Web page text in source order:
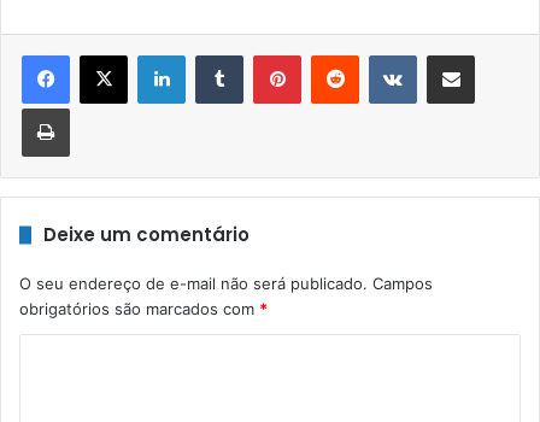
LinkedinTumblr PinterestReddit VK Compartilhar via e-mail
Imprimir
Deixe um comentário
O seu endereço de e-mail não será publicado. Campos
obrigatórios são marcados com *